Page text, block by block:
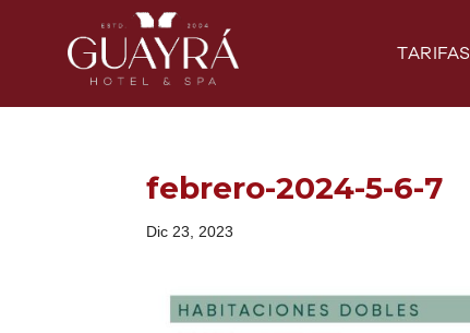
TARIFAS
febrero-2024-5-6-7
Dic 23, 2023